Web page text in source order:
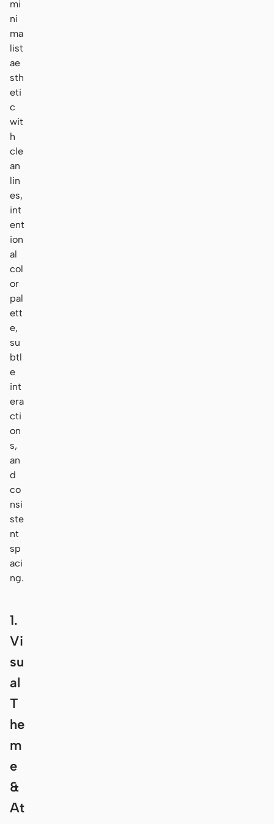
mi
ni
ma
list
ae
sth
eti
c
wit
h
cle
an
lin
es,
int
ent
ion
al
col
or
pal
ett
e,
su
btl
e
int
era
cti
on
s,
an
d
co
nsi
ste
nt
sp
aci
ng.
1.
Vi
su
al
T
he
m
e
&
At